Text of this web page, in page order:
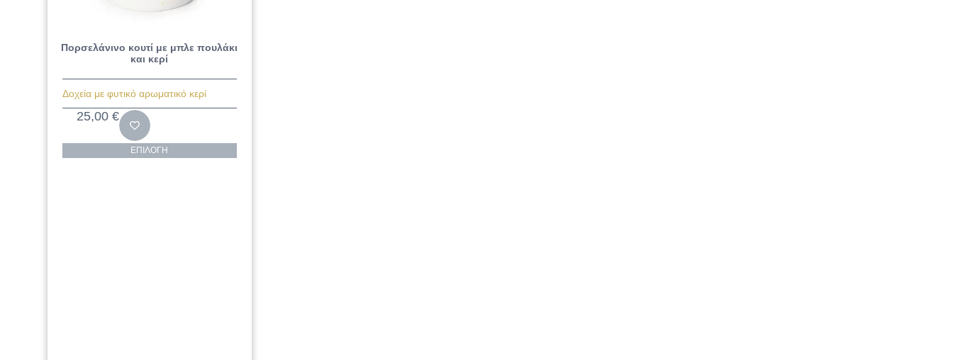
Πορσελάνινο κουτί με μπλε πουλάκι
και κερί
Δοχεία με φυτικό αρωματικό κερί
25,00 €
ΕΠΙΛΟΓΉ